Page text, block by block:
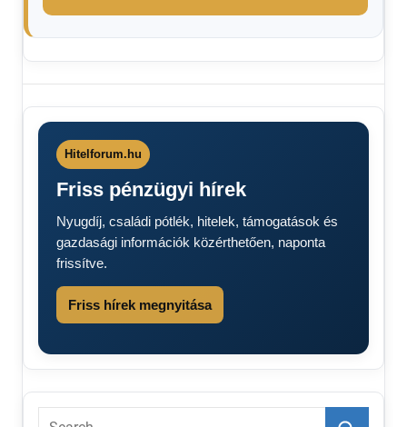
hír
Szeptember
bevezetik
Hitelforum.hu
Friss pénzügyi hírek
Nyugdíj, családi pótlék, hitelek, támogatások és
gazdasági információk közérthetően, naponta
frissítve.
Friss hírek megnyitása
Search